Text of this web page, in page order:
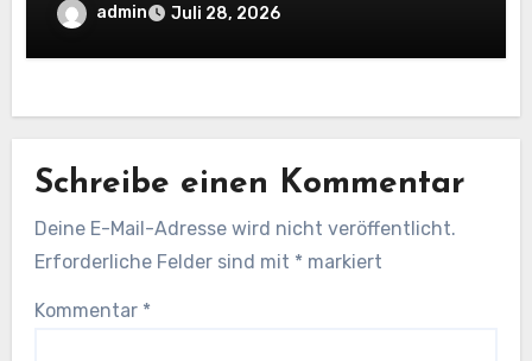
OpenAI-kompatiblen lokalen Inferenz-
Workflows
admin Juli 28, 2026
Schreibe einen Kommentar
Deine E-Mail-Adresse wird nicht veröffentlicht.
Erforderliche Felder sind mit * markiert
Kommentar *